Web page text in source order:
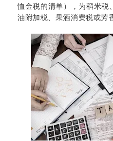
恤金税的清单），为稻米税
油附加税、果酒消费税或芳